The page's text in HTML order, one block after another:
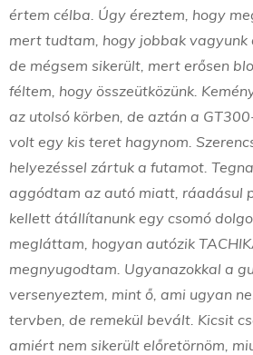
értem célba. Úgy éreztem, hogy
mert tudtam, hogy jobbak vagyunk
de mégsem sikerült, mert erősen
féltem, hogy összeütközünk.
az utolsó körben, de aztán a
volt egy kis teret hagynom.
helyezéssel zártuk a futamot.
aggódtam az autó miatt, ráadásul
kellett átállítanunk egy csomó
megláttam, hogyan autózik
megnyugodtam. Ugyanazokkal a
versenyeztem, mint ő, ami ugyan
tervben, de remekül bevált. Kicsit
amiért nem sikerült előretörnöm,